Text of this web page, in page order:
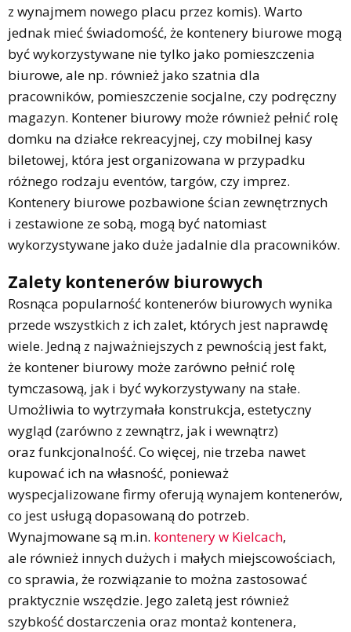
z wynajmem nowego placu przez komis). Warto
jednak mieć świadomość, że kontenery biurowe mogą
być wykorzystywane nie tylko jako pomieszczenia
biurowe, ale np. również jako szatnia dla
pracowników, pomieszczenie socjalne, czy podręczny
magazyn. Kontener biurowy może również pełnić rolę
domku na działce rekreacyjnej, czy mobilnej kasy
biletowej, która jest organizowana w przypadku
różnego rodzaju eventów, targów, czy imprez.
Kontenery biurowe pozbawione ścian zewnętrznych
i zestawione ze sobą, mogą być natomiast
wykorzystywane jako duże jadalnie dla pracowników.
Zalety kontenerów biurowych
Rosnąca popularność kontenerów biurowych wynika
przede wszystkich z ich zalet, których jest naprawdę
wiele. Jedną z najważniejszych z pewnością jest fakt,
że kontener biurowy może zarówno pełnić rolę
tymczasową, jak i być wykorzystywany na stałe.
Umożliwia to wytrzymała konstrukcja, estetyczny
wygląd (zarówno z zewnątrz, jak i wewnątrz)
oraz funkcjonalność. Co więcej, nie trzeba nawet
kupować ich na własność, ponieważ
wyspecjalizowane firmy oferują wynajem kontenerów,
co jest usługą dopasowaną do potrzeb.
Wynajmowane są m.in. kontenery w Kielcach,
ale również innych dużych i małych miejscowościach,
co sprawia, że rozwiązanie to można zastosować
praktycznie wszędzie. Jego zaletą jest również
szybkość dostarczenia oraz montaż kontenera,